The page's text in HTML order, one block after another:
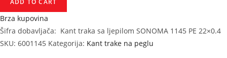
ljepilom
SONOMA
1145
ADD TO CART
Brza kupovina
Šifra dobavljača: Kant traka sa ljepilom SONOMA 1145 PE 22×0.4
SKU: 6001145 Kategorija: Kant trake na peglu